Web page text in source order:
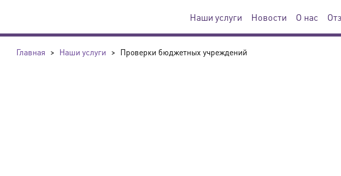
Наши услуги Новости О нас
Главная > Наши услуги > Проверки бюджетных учреждений